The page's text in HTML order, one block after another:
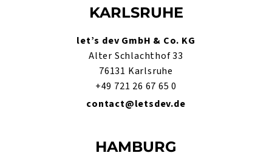
KARLSRUHE
let’s dev GmbH & Co. KG
Alter Schlachthof 33
76131 Karlsruhe
+49 721 26 67 65 0
contact@letsdev.de
HAMBURG